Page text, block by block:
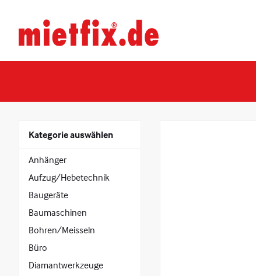
springenGeräte
und
Maschinen
Heidelberg
Kategorie auswählen
Anhänger
Aufzug/Hebetechnik
Baugeräte
Baumaschinen
Bohren/Meisseln
Büro
Diamantwerkzeuge